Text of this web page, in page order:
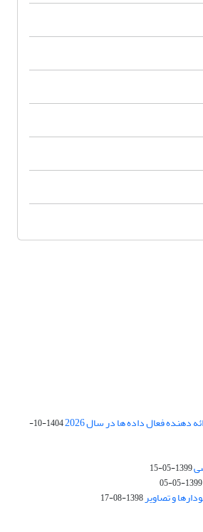
دهنده فعال داده ها در سال 2026
1404-10-
1399-05-15
1399-05-05
و تصاویر1398-08-17